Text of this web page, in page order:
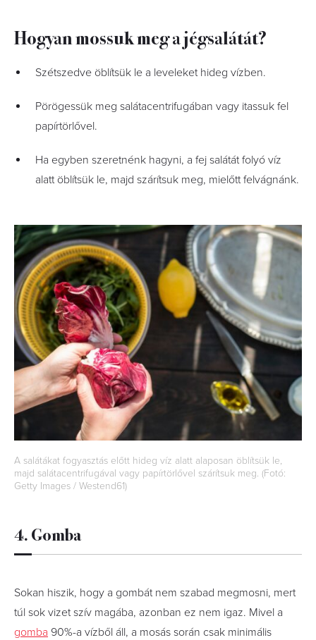
Hogyan mossuk meg a jégsalátát?
Szétszedve öblítsük le a leveleket hideg vízben.
Pörögessük meg salátacentrifugában vagy itassuk fel
papírtörlővel.
Ha egyben szeretnénk hagyni, a fej salátát folyó víz
alatt öblítsük le, majd szárítsuk meg, mielőtt felvágnánk.
A salátákat fogyasztás előtt hideg víz alatt alaposan öblítsük le,
majd salátacentrifugával vagy papírtörlővel szárítsuk meg. (Fotó:
Getty Images / Westend61)
4. Gomba
Sokan hiszik, hogy a gombát nem szabad megmosni, mert
túl sok vizet szív magába, azonban ez nem igaz. Mivel a
gomba 90%-a vízből áll, a mosás során csak minimális